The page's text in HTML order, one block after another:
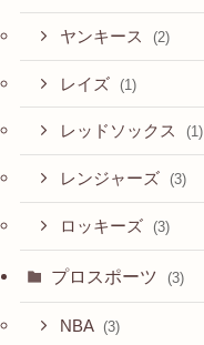
ヤンキース (2)
レイズ (1)
レッドソックス (1)
レンジャーズ (3)
ロッキーズ (3)
プロスポーツ (3)
NBA (3)